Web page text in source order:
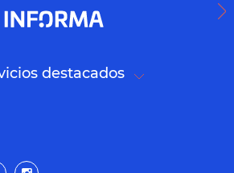
destacados